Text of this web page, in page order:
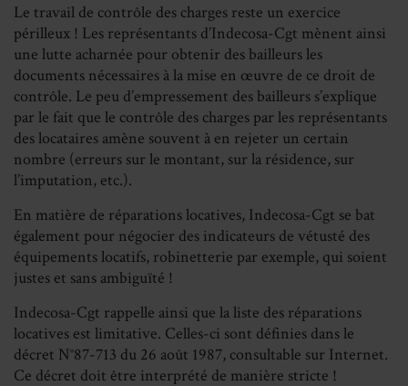
Le travail de contrôle des charges reste un exercice
périlleux ! Les représentants d’Indecosa-Cgt mènent ainsi
une lutte acharnée pour obtenir des bailleurs les
documents nécessaires à la mise en œuvre de ce droit de
contrôle. Le peu d’empressement des bailleurs s’explique
par le fait que le contrôle des charges par les représentants
des locataires amène souvent à en rejeter un certain
nombre (erreurs sur le montant, sur la résidence, sur
l’imputation, etc.).
En matière de réparations locatives, Indecosa-Cgt se bat
également pour négocier des indicateurs de vétusté des
équipements locatifs, robinetterie par exemple, qui soient
justes et sans ambiguïté !
Indecosa-Cgt rappelle ainsi que la liste des réparations
locatives est limitative. Celles-ci sont définies dans le
décret N°87-713 du 26 août 1987, consultable sur Internet.
Ce décret doit être interprété de manière stricte !